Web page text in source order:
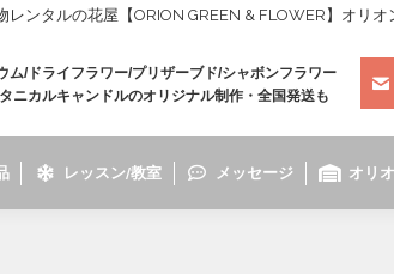
タルの花屋【ORION GREEN & FLOWER】オリオ
ム/ドライフラワー/プリザーブド/シャボンフラワー
ニカルキャンドルのオリジナル制作・全国発送も
レッスン/教室 メッセージ オリ